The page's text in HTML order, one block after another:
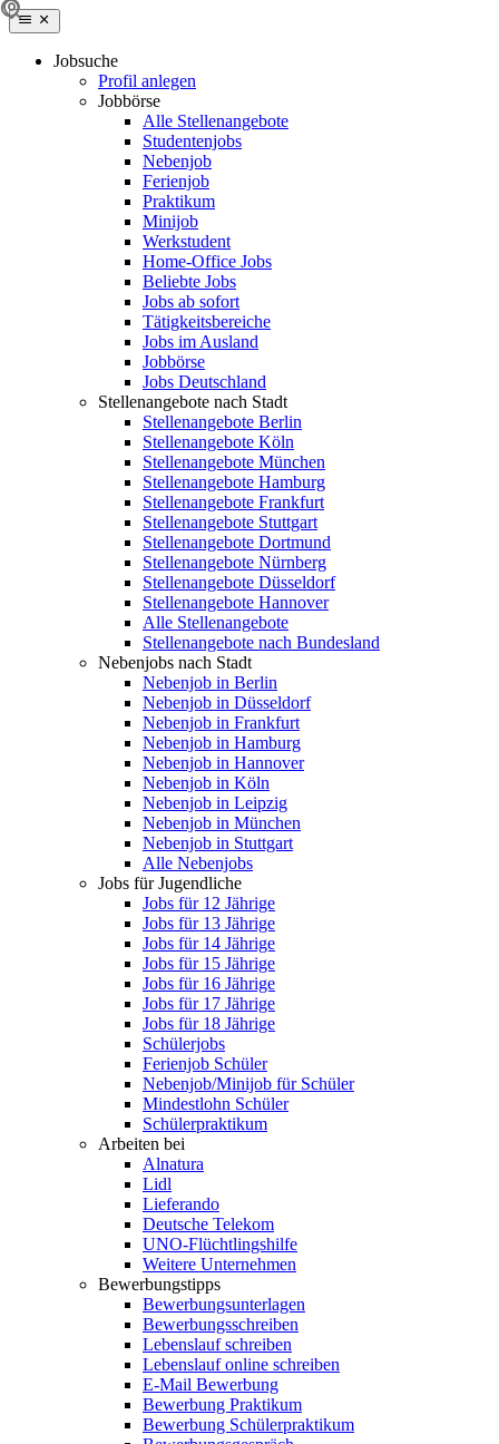
Jobsuche
Profil anlegen
Jobbörse
Alle Stellenangebote
Studentenjobs
Nebenjob
Ferienjob
Praktikum
Minijob
Werkstudent
Home-Office Jobs
Beliebte Jobs
Jobs ab sofort
Tätigkeitsbereiche
Jobs im Ausland
Jobbörse
Jobs Deutschland
Stellenangebote nach Stadt
Stellenangebote Berlin
Stellenangebote Köln
Stellenangebote München
Stellenangebote Hamburg
Stellenangebote Frankfurt
Stellenangebote Stuttgart
Stellenangebote Dortmund
Stellenangebote Nürnberg
Stellenangebote Düsseldorf
Stellenangebote Hannover
Alle Stellenangebote
Stellenangebote nach Bundesland
Nebenjobs nach Stadt
Nebenjob in Berlin
Nebenjob in Düsseldorf
Nebenjob in Frankfurt
Nebenjob in Hamburg
Nebenjob in Hannover
Nebenjob in Köln
Nebenjob in Leipzig
Nebenjob in München
Nebenjob in Stuttgart
Alle Nebenjobs
Jobs für Jugendliche
Jobs für 12 Jährige
Jobs für 13 Jährige
Jobs für 14 Jährige
Jobs für 15 Jährige
Jobs für 16 Jährige
Jobs für 17 Jährige
Jobs für 18 Jährige
Schülerjobs
Ferienjob Schüler
Nebenjob/Minijob für Schüler
Mindestlohn Schüler
Schülerpraktikum
Arbeiten bei
Alnatura
Lidl
Lieferando
Deutsche Telekom
UNO-Flüchtlingshilfe
Weitere Unternehmen
Bewerbungstipps
Bewerbungsunterlagen
Bewerbungsschreiben
Lebenslauf schreiben
Lebenslauf online schreiben
E-Mail Bewerbung
Bewerbung Praktikum
Bewerbung Schülerpraktikum